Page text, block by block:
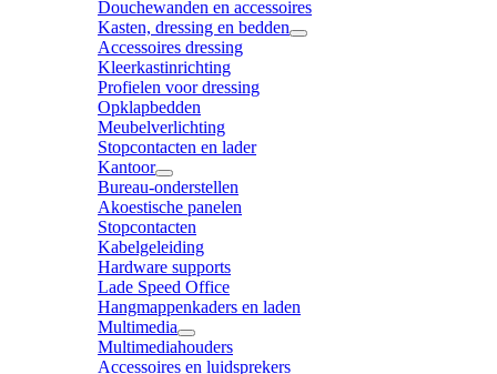
Douchewanden en accessoires
Kasten, dressing en bedden
Accessoires dressing
Kleerkastinrichting
Profielen voor dressing
Opklapbedden
Meubelverlichting
Stopcontacten en lader
Kantoor
Bureau-onderstellen
Akoestische panelen
Stopcontacten
Kabelgeleiding
Hardware supports
Lade Speed Office
Hangmappenkaders en laden
Multimedia
Multimediahouders
Accessoires en luidsprekers